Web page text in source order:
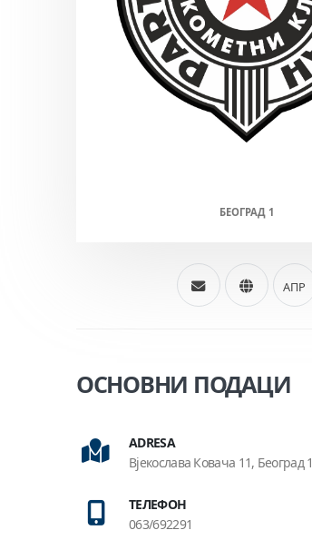
БЕОГРАД 1
АПР
ОСНОВНИ ПОДАЦИ
ADRESA
Вјекослава Ковача 11, Београд 1
ТЕЛЕФОН
063/692291